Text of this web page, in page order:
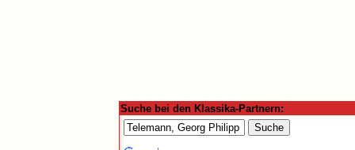
Suche bei den Klassika-Partnern: